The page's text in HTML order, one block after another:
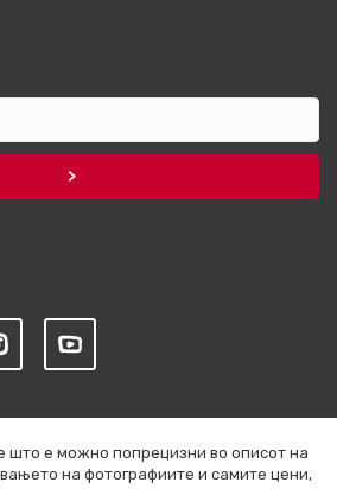
што е можно попрецизни во описот на
на фотографиите и самите цени,